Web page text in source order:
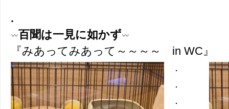
.
百聞は一見に如かず
『みあってみあって～～～～ in WC』
.
.
.